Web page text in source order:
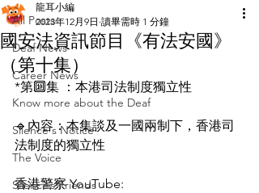
All Posts
Deaf News
Career News
Know more about the Deaf
Silence's Notice
The Voice
Silence’s Friends
國安法資訊節目《有法安國》
（第十集）
龍耳小編
2023年12月9日 讀畢需時 1 分鐘
*第🔟集 ：本港司法制度獨立性
🔹內容：本集談及一國兩制下，香港司
法制度的獨立性
香港警察 YouTube: